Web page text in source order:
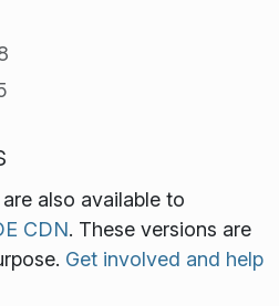
also available to
CDN. These versions are
Get involved and help